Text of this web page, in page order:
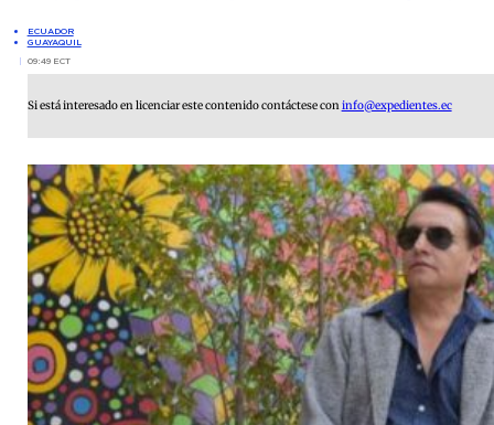
ECUADOR
GUAYAQUIL
09:49 ECT
Si está interesado en licenciar este contenido contáctese coninfo@expedientes.ec